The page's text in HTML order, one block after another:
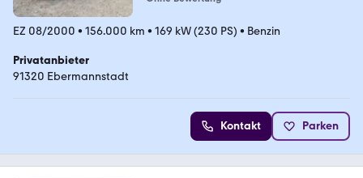
EZ 08/2000 • 156.000 km • 169 kW (230 PS) • Benzin
Privatanbieter
91320 Ebermannstadt
Kontakt Parken